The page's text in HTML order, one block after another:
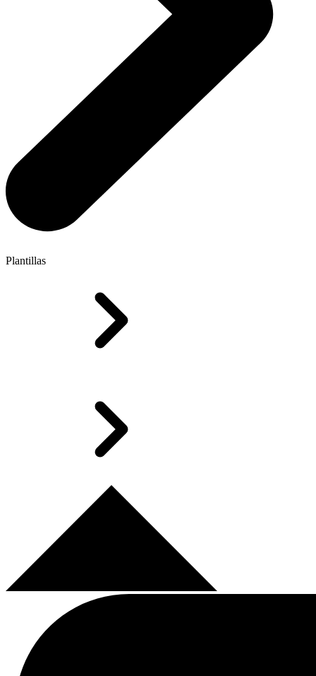
Plantillas